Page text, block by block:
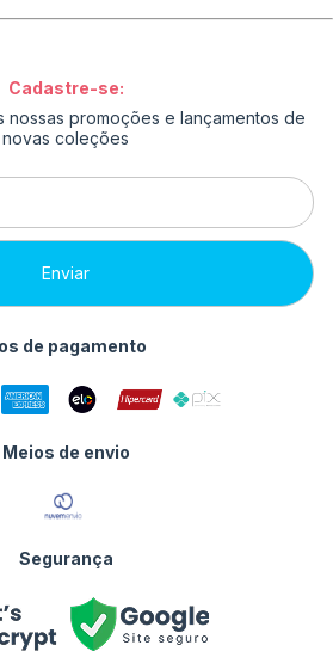
Cadastre-se:
promoções e lançamentos de
novas coleções
de pagamento
Meios de envio
Segurança